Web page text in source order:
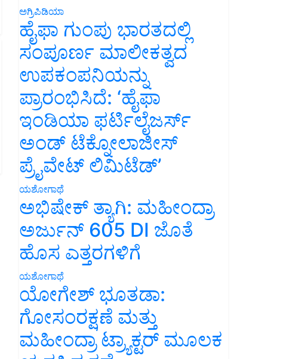
ಅಗ್ರಿಪಿಡಿಯಾ
ಹೈಫಾ ಗುಂಪು ಭಾರತದಲ್ಲಿ
ಸಂಪೂರ್ಣ ಮಾಲೀಕತ್ವದ
ಉಪಕಂಪನಿಯನ್ನು
ಪ್ರಾರಂಭಿಸಿದೆ: ‘ಹೈಫಾ
ಇಂಡಿಯಾ ಫರ್ಟಿಲೈಜರ್ಸ್
ಅಂಡ್ ಟೆಕ್ನೋಲಾಜೀಸ್
ಪ್ರೈವೇಟ್ ಲಿಮಿಟೆಡ್’
ಯಶೋಗಾಥೆ
ಅಭಿಷೇಕ್ ತ್ಯಾಗಿ: ಮಹೀಂದ್ರಾ
ಅರ್ಜುನ್ 605 DI ಜೊತೆ
ಹೊಸ ಎತ್ತರಗಳಿಗೆ
ಯಶೋಗಾಥೆ
ಯೋಗೇಶ್ ಭೂತಡಾ:
ಗೋಸಂರಕ್ಷಣೆ ಮತ್ತು
ಮಹೀಂದ್ರಾ ಟ್ರ್ಯಾಕ್ಟರ್ ಮೂಲಕ